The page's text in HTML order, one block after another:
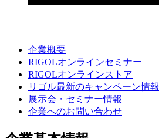
企業概要
RIGOLオンラインセミナー
RIGOLオンラインストア
リゴル最新のキャンペーン情報
展示会・セミナー情報
企業へのお問い合わせ